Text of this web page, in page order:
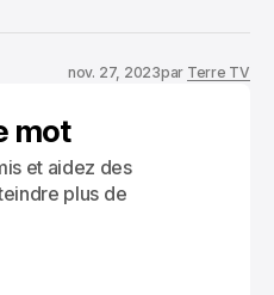
nov. 27, 2023par Terre TV
mot
et aidez des
plus de